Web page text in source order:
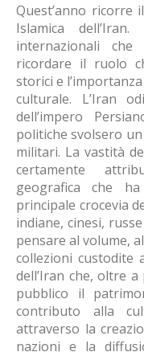
Quest’anno ricorre
Islamica
internazionali che
ricordare il ruolo
storici e
culturale. L’Iran
dell’impero
politiche svolsero
militari. La vastità
certamente
geografica che
principale crocevia
indiane, cinesi,
pensare al volume,
collezioni custodite
dell’Iran che, oltre
pubblico il
contributo alla
attraverso la
nazioni e la